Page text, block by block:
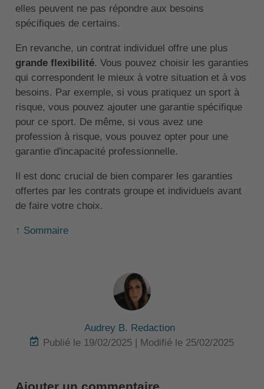
elles peuvent ne pas répondre aux besoins
spécifiques de certains.
En revanche, un contrat individuel offre une plus
grande flexibilité. Vous pouvez choisir les garanties
qui correspondent le mieux à votre situation et à vos
besoins. Par exemple, si vous pratiquez un sport à
risque, vous pouvez ajouter une garantie spécifique
pour ce sport. De même, si vous avez une
profession à risque, vous pouvez opter pour une
garantie d'incapacité professionnelle.
Il est donc crucial de bien comparer les garanties
offertes par les contrats groupe et individuels avant
de faire votre choix.
↑ Sommaire
Audrey B. Redaction
Publié le 19/02/2025 | Modifié le 25/02/2025